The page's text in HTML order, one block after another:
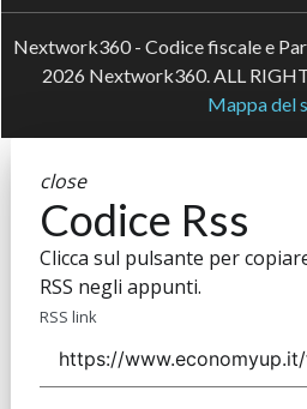
Nextwork360 - Codice fiscale e
2026 Nextwork360. ALL
Mappa del
close
Codice Rss
Clicca sul pulsante per
RSS negli appunti.
RSS link